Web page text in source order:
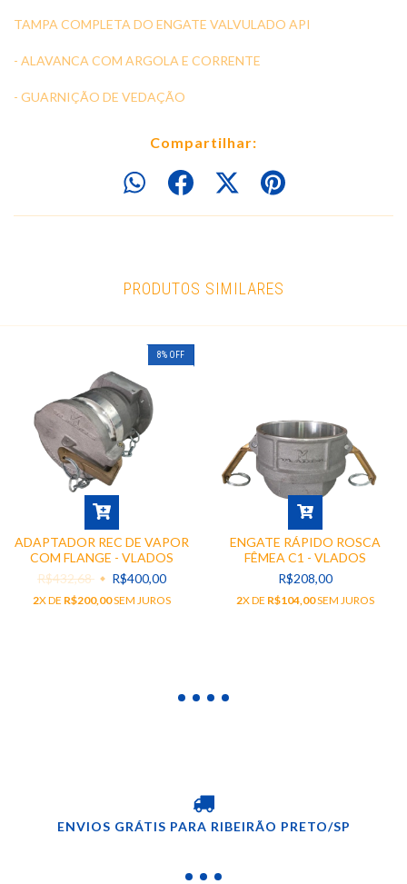
TAMPA COMPLETA DO ENGATE VALVULADO API
- ALAVANCA COM ARGOLA E CORRENTE
- GUARNIÇÃO DE VEDAÇÃO
Compartilhar:
PRODUTOS SIMILARES
8% OFF
ADAPTADOR REC DE VAPOR
COM FLANGE - VLADOS
R$432,68
R$400,00
2X DE R$200,00SEM JUROS
ENGATE RÁPIDO ROSCA
FÊMEA C1 - VLADOS
R$208,00
2X DE R$104,00SEM JUROS
ENVIOS GRÁTIS PARA RIBEIRÃO PRETO/SP